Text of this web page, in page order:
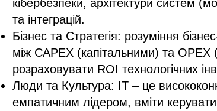
кібербезпеки, архітектури систем
та інтеграцій.
Бізнес та Стратегія: розуміння
між CAPEX (капітальними) та
розраховувати ROI технологічних
Люди та Культура: IT – це
емпатичним лідером, вміти